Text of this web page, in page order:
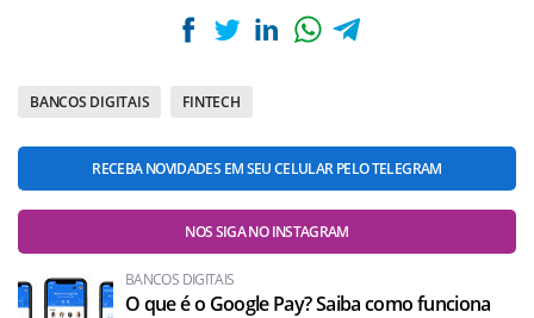
BANCOS DIGITAIS FINTECH
RECEBA NOVIDADES EM SEU CELULAR PELO TELEGRAM
NOS SIGA NO INSTAGRAM
BANCOS DIGITAIS
O que é o Google Pay? Saiba como funciona